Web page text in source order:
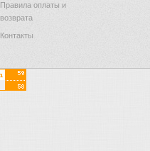
Правила оплаты и
возврата
Контакты